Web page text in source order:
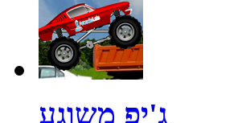
ג'יפ משוגע